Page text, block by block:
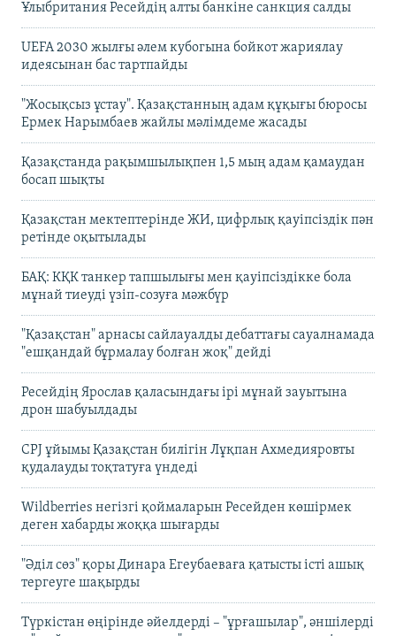
Ұлыбритания Ресейдің алты банкіне санкция салды
UEFA 2030 жылғы әлем кубогына бойкот жариялау
идеясынан бас тартпайды
"Жосықсыз ұстау". Қазақстанның адам құқығы бюросы
Ермек Нарымбаев жайлы мәлімдеме жасады
Қазақстанда рақымшылықпен 1,5 мың адам қамаудан
босап шықты
Қазақстан мектептерінде ЖИ, цифрлық қауіпсіздік пән
ретінде оқытылады
БАҚ: КҚК танкер тапшылығы мен қауіпсіздікке бола
мұнай тиеуді үзіп-созуға мәжбүр
"Қазақстан" арнасы сайлауалды дебаттағы сауалнамада
"ешқандай бұрмалау болған жоқ" дейді
Ресейдің Ярослав қаласындағы ірі мұнай зауытына
дрон шабуылдады
CPJ ұйымы Қазақстан билігін Лұқпан Ахмедияровты
қудалауды тоқтатуға үндеді
Wildberries негізгі қоймаларын Ресейден көшірмек
деген хабарды жоққа шығарды
"Әділ сөз" қоры Динара Егеубаеваға қатысты істі ашық
тергеуге шақырды
Түркістан өңірінде әйелдерді – "ұрғашылар", әншілерді